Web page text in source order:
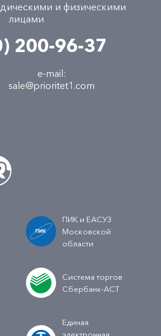
и физическими
лицами
200-96-37
e-mail:
sale@prioritet1.com
ПИК и ЕАСУЗ
Московской
области
Система торгов
Сбербанк-АСТ
Единая